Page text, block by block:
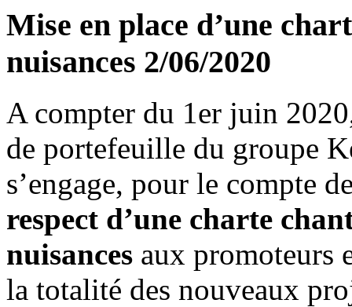
Mise en place d’une
nuisances 2/06/2020
A compter du 1er juin
de portefeuille du groupe
s’engage, pour le compte
respect d’une charte
nuisances aux promoteurs
la totalité des nouveaux